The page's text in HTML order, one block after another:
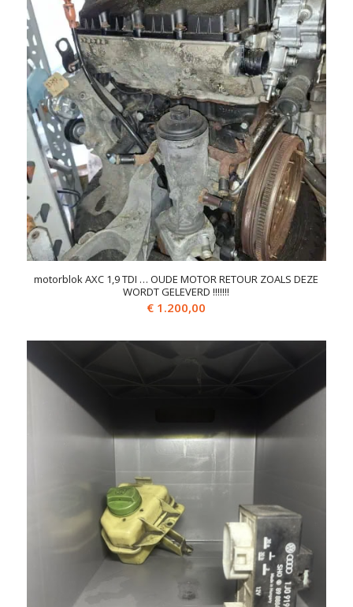
motorblok AXC 1,9 TDI … OUDE MOTOR RETOUR ZOALS DEZE
WORDT GELEVERD !!!!!!!
€ 1.200,00